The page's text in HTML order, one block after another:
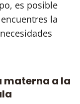
es posible
la
materna a la